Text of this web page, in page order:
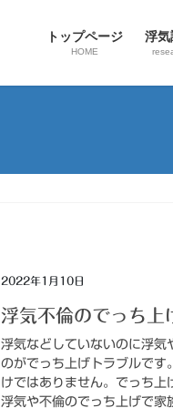
トップページ
HOME
浮気
2022年1月10日
浮気不倫のでっち上
浮気などしていないのに浮気
のがでっち上げトラブルです
けではありません。でっち上
浮気や不倫のでっち上げで家